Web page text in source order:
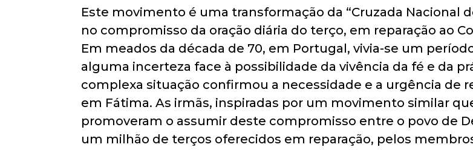
Este movimento é uma transformação da “Cruzada Nacional
no compromisso da oração diária do terço, em reparação ao
Em meados da década de 70, em Portugal, vivia-se um
alguma incerteza face à possibilidade da vivência da fé e da
complexa situação confirmou a necessidade e a urgência de
em Fátima. As irmãs, inspiradas por um movimento similar
promoveram o assumir deste compromisso entre o povo de
um milhão de terços oferecidos em reparação, pelos